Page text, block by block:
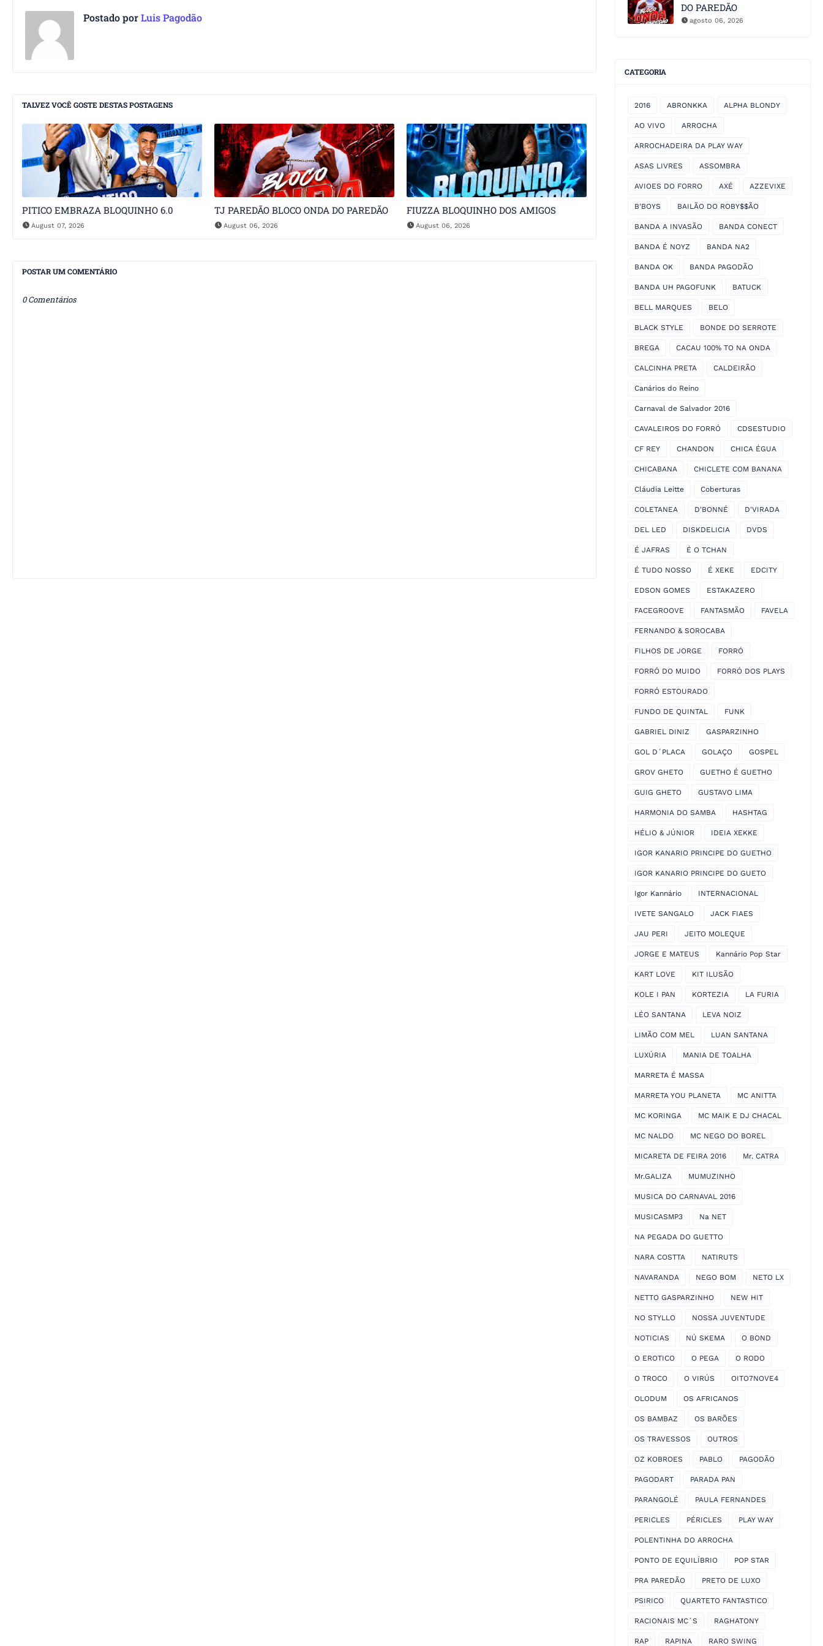
Postado porLuis Pagodão
TALVEZ VOCÊ GOSTE DESTAS POSTAGENS
PITICO EMBRAZA BLOQUINHO 6.0
August 07, 2026
TJ PAREDÃO BLOCO ONDA DO PAREDÃO
August 06, 2026
FIUZZA BLOQUINHO DOS AMIGOS
August 06, 2026
POSTAR UM COMENTÁRIO
0 Comentários
DO PAREDÃO
agosto 06, 2026
CATEGORIA
2016 ABRONKKA ALPHA BLONDY
AO VIVO ARROCHA
ARROCHADEIRA DA PLAY WAY
ASAS LIVRES ASSOMBRA
AVIOES DO FORRO AXÉ AZZEVIXE
B'BOYS BAILÃO DO ROBY$$ÃO
BANDA A INVASÃO BANDA CONECT
BANDA É NOYZ BANDA NA2
BANDA OK BANDA PAGODÃO
BANDA UH PAGOFUNK BATUCK
BELL MARQUES BELO
BLACK STYLE BONDE DO SERROTE
BREGA CACAU 100% TO NA ONDA
CALCINHA PRETA CALDEIRÃO
Canários do Reino
Carnaval de Salvador 2016
CAVALEIROS DO FORRÓ CDSESTUDIO
CF REY CHANDON CHICA ÉGUA
CHICABANA CHICLETE COM BANANA
Cláudia Leitte Coberturas
COLETANEA D'BONNÉ D'VIRADA
DEL LED DISKDELICIA DVDS
É JAFRAS É O TCHAN
É TUDO NOSSO É XEKE EDCITY
EDSON GOMES ESTAKAZERO
FACEGROOVE FANTASMÃO FAVELA
FERNANDO & SOROCABA
FILHOS DE JORGE FORRÓ
FORRÓ DO MUIDO FORRÓ DOS PLAYS
FORRÓ ESTOURADO
FUNDO DE QUINTAL FUNK
GABRIEL DINIZ GASPARZINHO
GOL D´PLACA GOLAÇO GOSPEL
GROV GHETO GUETHO É GUETHO
GUIG GHETO GUSTAVO LIMA
HARMONIA DO SAMBA HASHTAG
HÉLIO & JÚNIOR IDEIA XEKKE
IGOR KANARIO PRINCIPE DO GUETHO
IGOR KANARIO PRINCIPE DO GUETO
Igor Kannário INTERNACIONAL
IVETE SANGALO JACK FIAES
JAU PERI JEITO MOLEQUE
JORGE E MATEUS Kannário Pop Star
KART LOVE KIT ILUSÃO
KOLE I PAN KORTEZIA LA FURIA
LÉO SANTANA LEVA NOIZ
LIMÃO COM MEL LUAN SANTANA
LUXÚRIA MANIA DE TOALHA
MARRETA É MASSA
MARRETA YOU PLANETA MC ANITTA
MC KORINGA MC MAIK E DJ CHACAL
MC NALDO MC NEGO DO BOREL
MICARETA DE FEIRA 2016 Mr. CATRA
Mr.GALIZA MUMUZINHO
MUSICA DO CARNAVAL 2016
MUSICASMP3 Na NET
NA PEGADA DO GUETTO
NARA COSTTA NATIRUTS
NAVARANDA NEGO BOM NETO LX
NETTO GASPARZINHO NEW HIT
NO STYLLO NOSSA JUVENTUDE
NOTICIAS NÚ SKEMA O BOND
O EROTICO O PEGA O RODO
O TROCO O VIRÚS OITO7NOVE4
OLODUM OS AFRICANOS
OS BAMBAZ OS BARÕES
OS TRAVESSOS OUTROS
OZ KOBROES PABLO PAGODÃO
PAGODART PARADA PAN
PARANGOLÉ PAULA FERNANDES
PERICLES PÉRICLES PLAY WAY
POLENTINHA DO ARROCHA
PONTO DE EQUILÍBRIO POP STAR
PRA PAREDÃO PRETO DE LUXO
PSIRICO QUARTETO FANTASTICO
RACIONAIS MC´S RAGHATONY
RAP RAPINA RARO SWING